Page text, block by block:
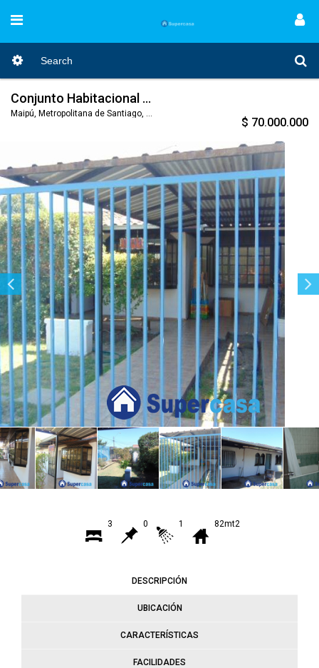
Conjunto Habitacional Villa Santa Carolina
Maipú, Metropolitana de Santiago, Nro. Código 456
$ 70.000.000
3 0 1 82mt2
DESCRIPCIÓN
UBICACIÓN
CARACTERÍSTICAS
FACILIDADES